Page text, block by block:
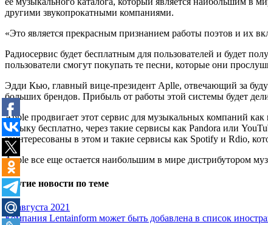
другими звукопрокатными компаниями.
«Это является прекрасным признанием работы поэтов и их
Радиосервис будет бесплатным для пользователей и будет
пользователи смогут покупать те песни, которые они
Эдди Кью, главный вице-президент Aplle, отвечающий за
больших брендов. Прибыль от работы этой системы будет
Apple продвигает этот сервис для музыкальных компаний
музыку бесплатно, через такие сервисы как Pandora или
заинтересованы в этом и такие сервисы как Spotify и Rdio,
Apple все еще остается наибольшим в мире дистрибутором
Другие новости по теме
27 августа 2021
Компания Lentainform может быть добавлена в список